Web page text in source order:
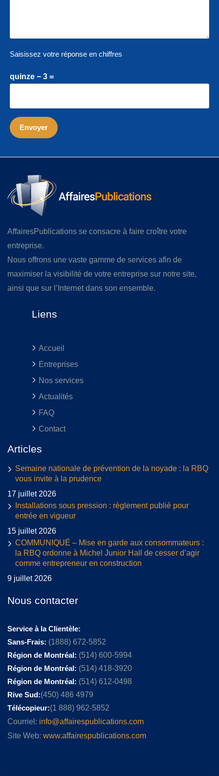
Saisissez votre réponse en chiffres
quinze − 3 =
AffairesPublications se consacre à faire croître votre
entreprise.
Nous offrons une vaste gamme de services afin de
maximiser la visibilité de votre entreprise sur notre site,
ainsi que sur l’Internet dans son ensemble.
Liens
Accueil
Entreprises
Nos services
Actualités
FAQ
Contact
Articles
Semaine nationale de prévention de la noyade : la RBQ
vous invite à la prudence
17 juillet 2026
Installations sous pression : règlement publié pour
entrée en vigueur
15 juillet 2026
COMMUNIQUÉ – Mise en garde aux consommateurs :
la RBQ ordonne à Michel Junior Hall de cesser d’agir
comme entrepreneur en construction
9 juillet 2026
Nous contacter
Service à la Clientèle:
Sans-Frais: (1888) 672-5852
Région de Montréal: (514) 600-5994
Région de Montréal: (514) 418-3920
Région de Montréal: (514) 612-0498
Rive Sud:(450) 486 4979
Télécopieur:(1 888) 962-5852
Courriel: info@affairespublications.com
Site Web: www.affairespublications.com